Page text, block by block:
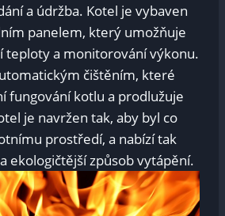
a údržba. Kotel je vybaven
panelem, který umožňuje
teploty a monitorování výkonu.
čištěním, které
fungování kotlu a prodlužuje
je navržen tak, aby byl co
prostředí, a nabízí tak
ekologičtější způsob vytápění.